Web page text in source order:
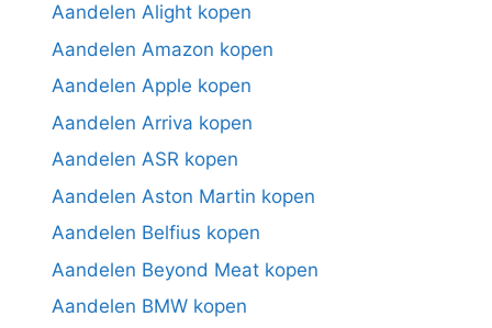
Aandelen Alight kopen
Aandelen Amazon kopen
Aandelen Apple kopen
Aandelen Arriva kopen
Aandelen ASR kopen
Aandelen Aston Martin kopen
Aandelen Belfius kopen
Aandelen Beyond Meat kopen
Aandelen BMW kopen